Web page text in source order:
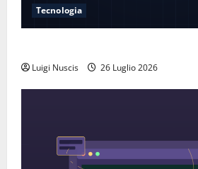
Tecnologia
Luigi Nuscis 26 Luglio 2026